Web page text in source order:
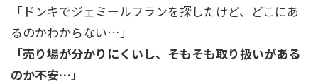
「ドンキでジェミールフランを探したけど、どこにあ
るのかわからない…」
「売り場が分かりにくいし、そもそも取り扱いがある
のか不安…」